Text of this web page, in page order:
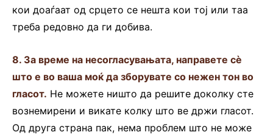
кои доаѓаат од срцето се нешта кои тој или таа
треба редовно да ги добива.
8. За време на несогласувањата, направете сè
што е во ваша моќ да зборувате со нежен тон во
гласот. Не можете ништо да решите доколку сте
вознемирени и викате колку што ве држи гласот.
Од друга страна пак, нема проблем што не може